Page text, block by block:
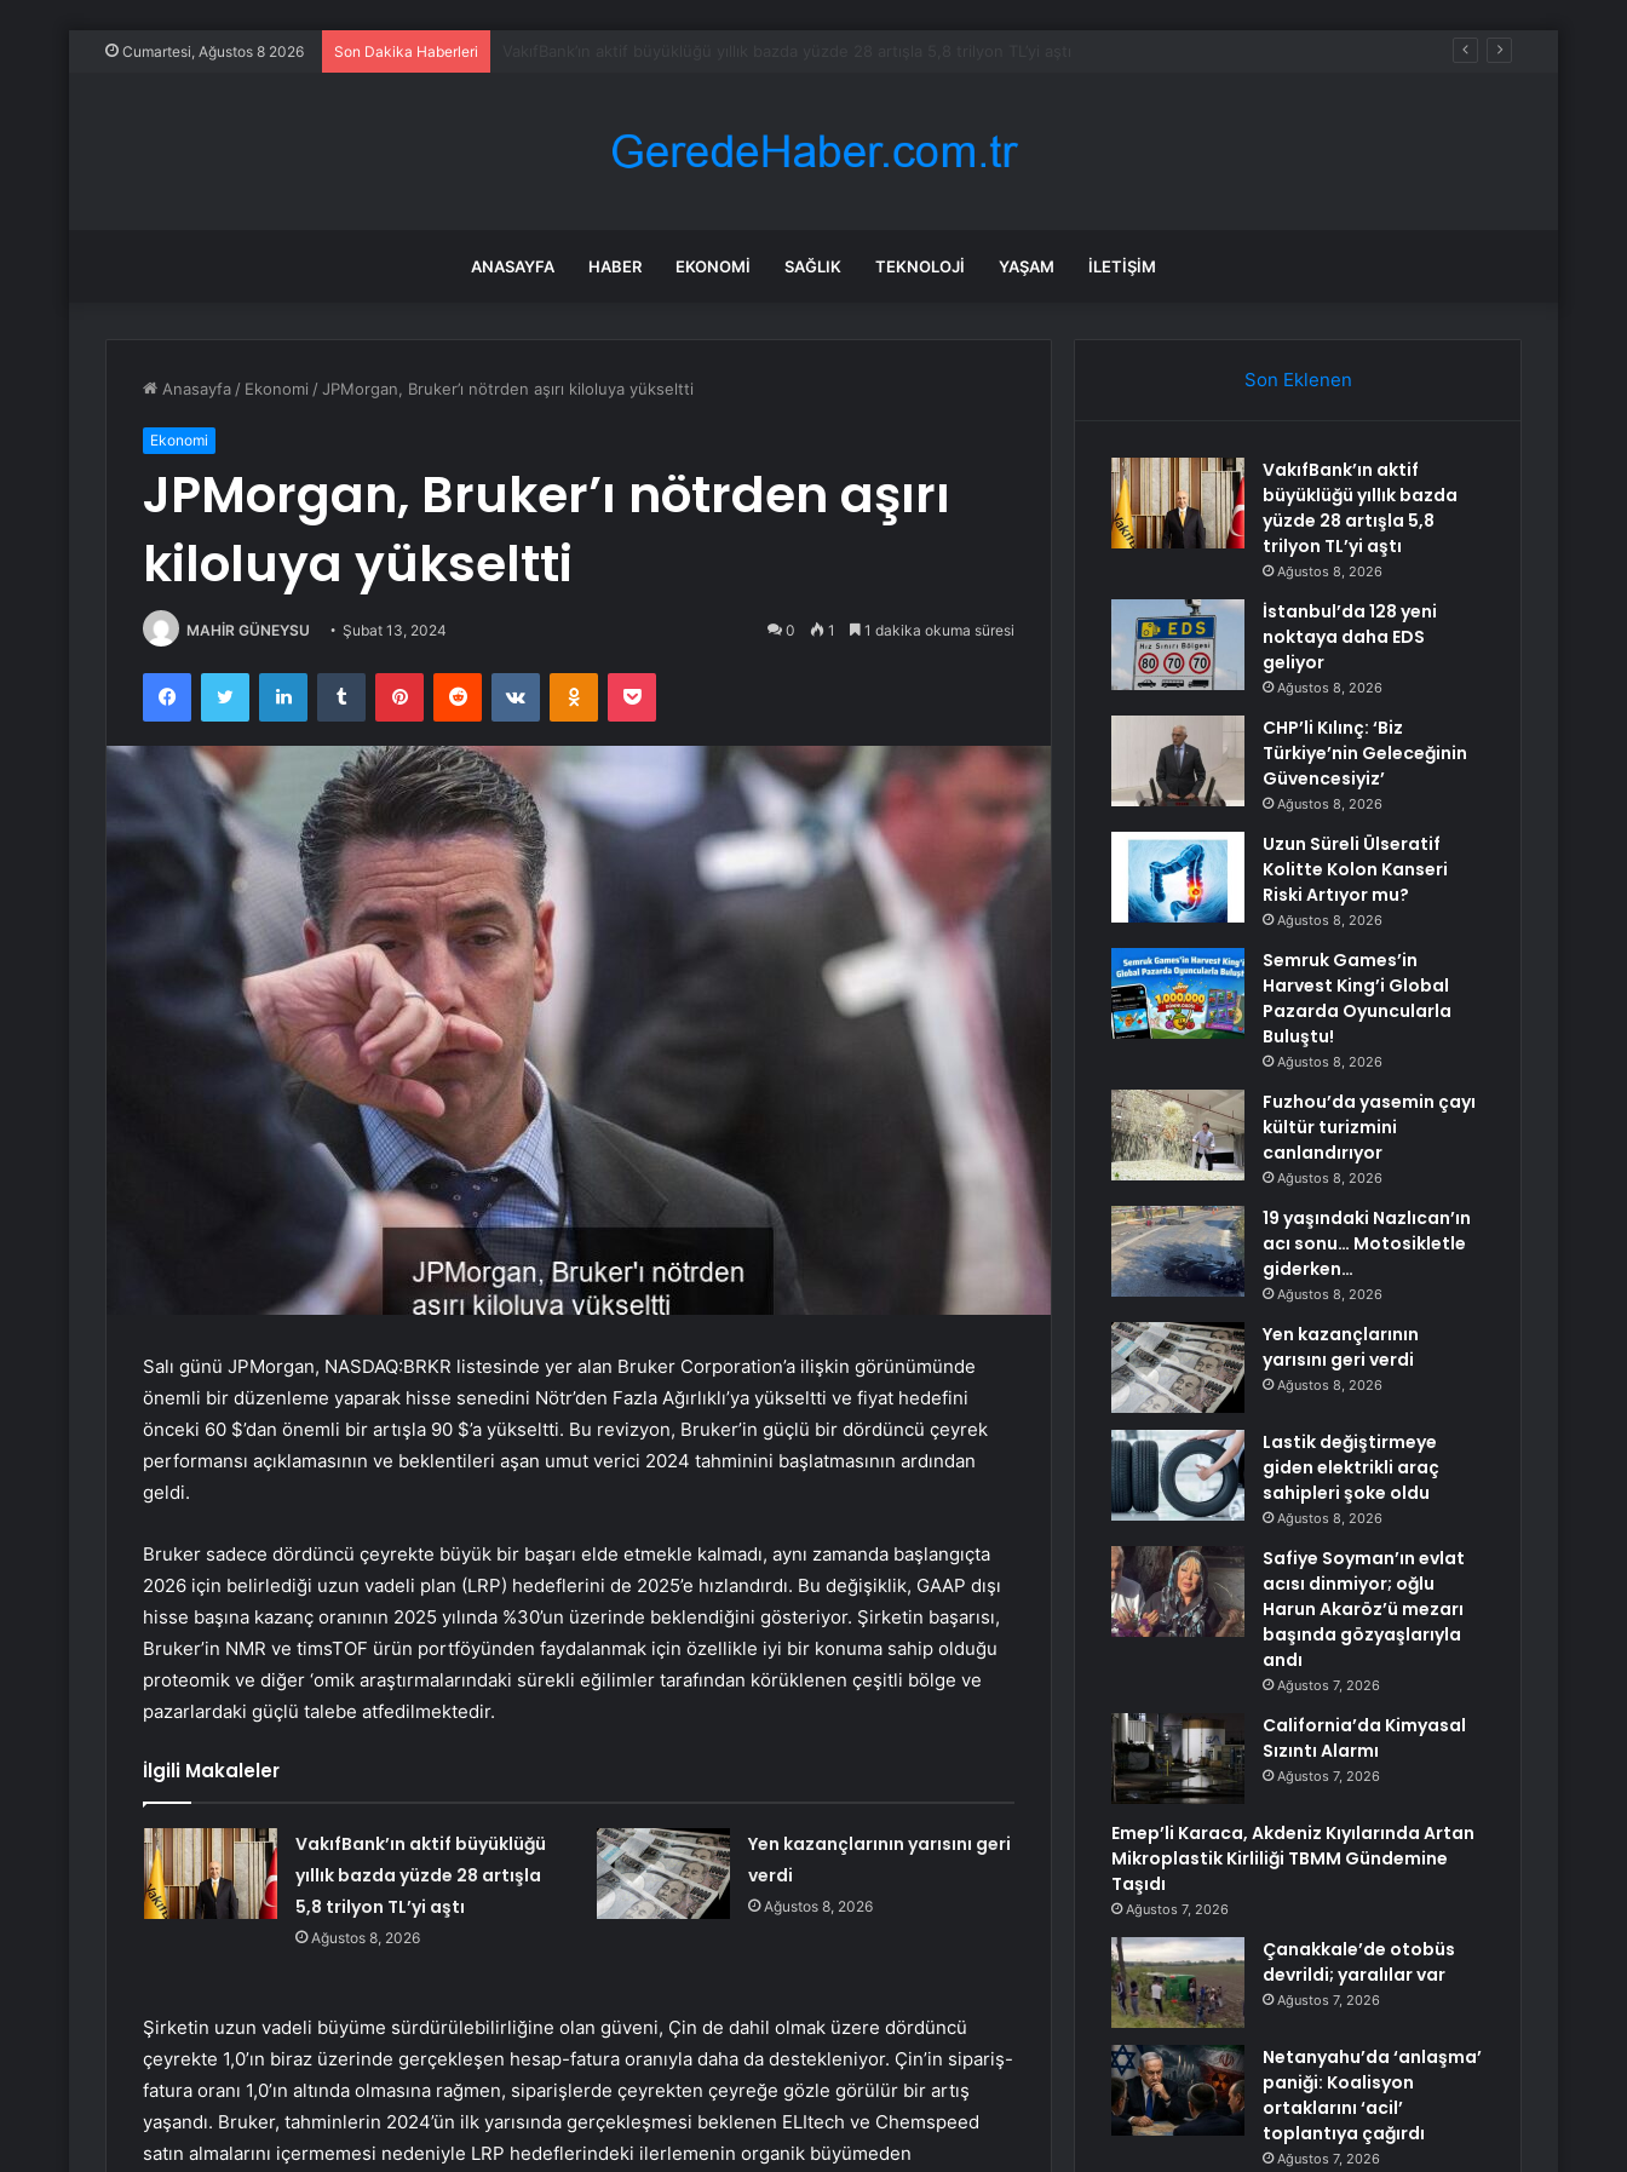
Cumartesi, Ağustos 8 2026 Son Dakika Haberleri
ANASAYFA HABER EKONOMI SAĞLIK TEKNOLOJI YAŞAM İLETIŞIM
Anasayfa / Ekonomi /JPMorgan, Bruker’ı nötrden aşırı kiloluya yükseltti
Ekonomi
JPMorgan, Bruker’ı nötrden aşırı
kiloluya yükseltti
MAHİR GÜNEYSU Şubat 13, 2024 0 1 1 dakika okuma süresi
FacebookTwitter LinkedInTumblr PinterestReddit VKontakteOdnoklassniki
Pocket
Salı günü JPMorgan, NASDAQ:BRKR listesinde yer alan Bruker Corporation’a ilişkin görünümünde
önemli bir düzenleme yaparak hisse senedini Nötr’den Fazla Ağırlıklı’ya yükseltti ve fiyat hedefini
önceki 60 $’dan önemli bir artışla 90 $’a yükseltti. Bu revizyon, Bruker’in güçlü bir dördüncü çeyrek
performansı açıklamasının ve beklentileri aşan umut verici 2024 tahminini başlatmasının ardından
geldi.
Bruker sadece dördüncü çeyrekte büyük bir başarı elde etmekle kalmadı, aynı zamanda başlangıçta
2026 için belirlediği uzun vadeli plan (LRP) hedeflerini de 2025’e hızlandırdı. Bu değişiklik, GAAP dışı
hisse başına kazanç oranının 2025 yılında %30’un üzerinde beklendiğini gösteriyor. Şirketin başarısı,
Bruker’in NMR ve timsTOF ürün portföyünden faydalanmak için özellikle iyi bir konuma sahip olduğu
proteomik ve diğer ‘omik araştırmalarındaki sürekli eğilimler tarafından körüklenen çeşitli bölge ve
pazarlardaki güçlü talebe atfedilmektedir.
İlgili Makaleler
VakıfBank’ın aktif büyüklüğü
yıllık bazda yüzde 28 artışla
5,8 trilyon TL’yi aştı
Ağustos 8, 2026
Yen kazançlarının yarısını geri
verdi
Ağustos 8, 2026
Şirketin uzun vadeli büyüme sürdürülebilirliğine olan güveni, Çin de dahil olmak üzere dördüncü
çeyrekte 1,0’ın biraz üzerinde gerçekleşen hesap-fatura oranıyla daha da destekleniyor. Çin’in sipariş-
fatura oranı 1,0’ın altında olmasına rağmen, siparişlerde çeyrekten çeyreğe gözle görülür bir artış
yaşandı. Bruker, tahminlerin 2024’ün ilk yarısında gerçekleşmesi beklenen ELItech ve Chemspeed
satın almalarını içermemesi nedeniyle LRP hedeflerindeki ilerlemenin organik büyümeden
Son Eklenen
VakıfBank’ın aktif
büyüklüğü yıllık bazda
yüzde 28 artışla 5,8
trilyon TL’yi aştı
Ağustos 8, 2026
İstanbul’da 128 yeni
noktaya daha EDS
geliyor
Ağustos 8, 2026
CHP’li Kılınç: ‘Biz
Türkiye’nin Geleceğinin
Güvencesiyiz’
Ağustos 8, 2026
Uzun Süreli Ülseratif
Kolitte Kolon Kanseri
Riski Artıyor mu?
Ağustos 8, 2026
Semruk Games’in
Harvest King’i Global
Pazarda Oyuncularla
Buluştu!
Ağustos 8, 2026
Fuzhou’da yasemin çayı
kültür turizmini
canlandırıyor
Ağustos 8, 2026
19 yaşındaki Nazlıcan’ın
acı sonu… Motosikletle
giderken…
Ağustos 8, 2026
Yen kazançlarının
yarısını geri verdi
Ağustos 8, 2026
Lastik değiştirmeye
giden elektrikli araç
sahipleri şoke oldu
Ağustos 8, 2026
Safiye Soyman’ın evlat
acısı dinmiyor; oğlu
Harun Akaröz’ü mezarı
başında gözyaşlarıyla
andı
Ağustos 7, 2026
California’da Kimyasal
Sızıntı Alarmı
Ağustos 7, 2026
Emep’li Karaca, Akdeniz Kıyılarında Artan
Mikroplastik Kirliliği TBMM Gündemine
Taşıdı
Ağustos 7, 2026
Çanakkale’de otobüs
devrildi; yaralılar var
Ağustos 7, 2026
Netanyahu’da ‘anlaşma’
paniği: Koalisyon
ortaklarını ‘acil’
toplantıya çağırdı
Ağustos 7, 2026